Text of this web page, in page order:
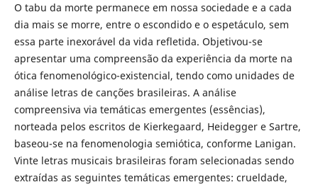
O tabu da morte permanece em nossa sociedade e a cada
dia mais se morre, entre o escondido e o espetáculo, sem
essa parte inexorável da vida refletida. Objetivou-se
apresentar uma compreensão da experiência da morte na
ótica fenomenológico-existencial, tendo como unidades de
análise letras de canções brasileiras. A análise
compreensiva via temáticas emergentes (essências),
norteada pelos escritos de Kierkegaard, Heidegger e Sartre,
baseou-se na fenomenologia semiótica, conforme Lanigan.
Vinte letras musicais brasileiras foram selecionadas sendo
extraídas as seguintes temáticas emergentes: crueldade,